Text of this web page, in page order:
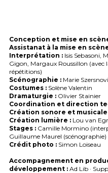
Conception et mise en
Assistanat à la mise en
Interprétation :Isis Sebasoni,
Gigon, Margaux Roussillon
répétitions)
Scénographie :Marie
Costumes :Solène Valentin
Dramaturgie :Olivier Stainier
Coordination et direction
Création sonore et musicale
Création lumière :Lou van
Stages :Camille Mormino
Guillaume Maurel (scénographie)
Crédit photo :Simon Loiseau
Accompagnement en
développement :Ad Lib ·